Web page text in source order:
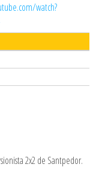
watch?
2x2 de Santpedor.